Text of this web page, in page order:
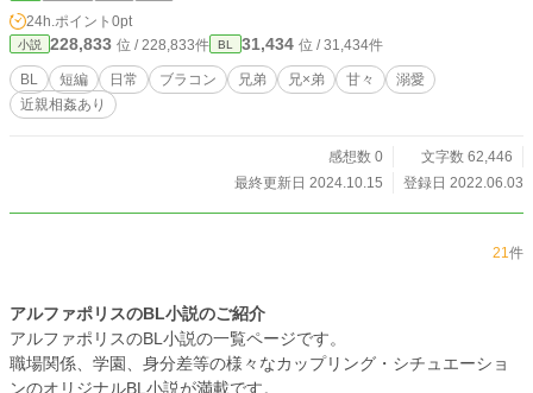
24h.ポイント 0pt
小説 228,833 位 / 228,833件 BL 31,434 位 / 31,434件
BL 短編 日常 ブラコン 兄弟 兄×弟 甘々
溺愛
近親相姦あり
感想数 0
文字数 62,446
最終更新日 2024.10.15
登録日 2022.06.03
21件
アルファポリスのBL小説のご紹介
アルファポリスのBL小説の一覧ページです。
職場関係、学園、身分差等の様々なカップリング・シチュエーショ
ンのオリジナルBL小説が満載です。